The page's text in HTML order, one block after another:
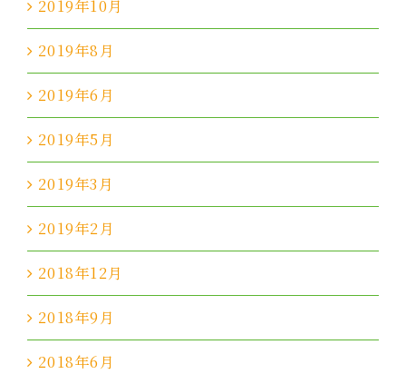
2019年10月
2019年8月
2019年6月
2019年5月
2019年3月
2019年2月
2018年12月
2018年9月
2018年6月